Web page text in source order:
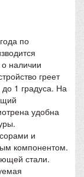
по
наличии
греет
1 градуса. На
удобна
и
компонентом.
стали.